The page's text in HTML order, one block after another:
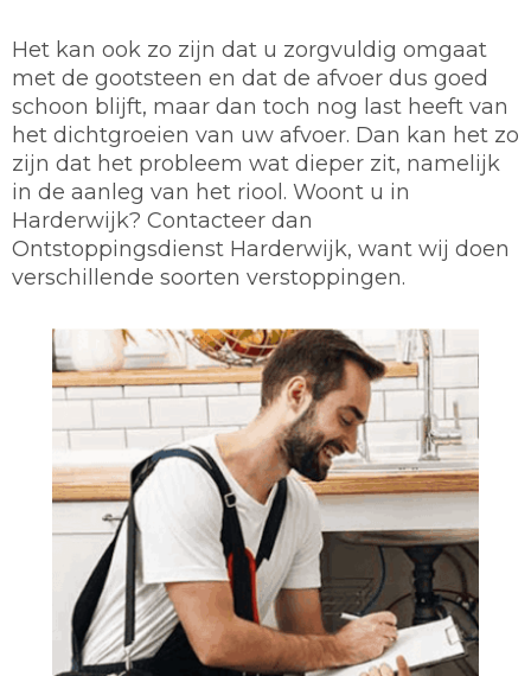
Het kan ook zo zijn dat u zorgvuldig omgaat
met de gootsteen en dat de afvoer dus goed
schoon blijft, maar dan toch nog last heeft van
het dichtgroeien van uw afvoer. Dan kan het zo
zijn dat het probleem wat dieper zit, namelijk
in de aanleg van het riool. Woont u in
Harderwijk? Contacteer dan
Ontstoppingsdienst Harderwijk, want wij doen
verschillende soorten verstoppingen.